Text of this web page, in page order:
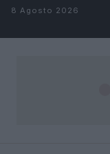
Salta al contenuto
8 Agosto 2026